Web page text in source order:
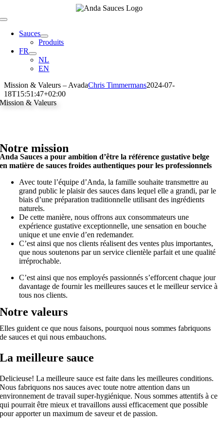
to
Toggle
NavigationSauces
Produits
FR
NL
EN
Mission & Valeurs – AvadaChris Timmermans2024-07-
18T15:51:47+02:00
Mission & Valeurs
Notre mission
Anda Sauces a pour ambition d’être la référence gustative belge
en matière de sauces froides authentiques pour les professionnels
Avec toute l’équipe d’Anda, la famille souhaite transmettre au
grand public le plaisir des sauces dans lequel elle a grandi, par le
biais d’une préparation traditionnelle utilisant des ingrédients
naturels.
De cette manière, nous offrons aux consommateurs une
expérience gustative exceptionnelle, une sensation en bouche
unique et une envie d’en redemander.
C’est ainsi que nos clients réalisent des ventes plus importantes,
que nous soutenons par un service clientèle parfait et une qualité
irréprochable.
C’est ainsi que nos employés passionnés s’efforcent chaque jour
davantage de fournir les meilleures sauces et le meilleur service à
tous nos clients.
Notre valeurs
Elles guident ce que nous faisons, pourquoi nous sommes fabriquons
de sauces et qui nous embauchons.
La meilleure sauce
Delicieuse! La meilleure sauce est faite dans les meilleures conditions.
Nous fabriquons nos sauces avec toute notre attention dans un
environnement de travail super-hygiénique. Nous sommes attentifs à ce
qui pourrait être mieux et travaillons aussi efficacement que possible
pour apporter un maximum de saveur et de passion.